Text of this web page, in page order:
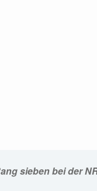
sieben bei der